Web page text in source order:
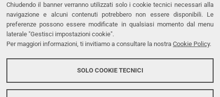
Chiudendo il banner verranno utilizzati solo i cookie tecnici necessari alla
navigazione e alcuni contenuti potrebbero non essere disponibili. Le
preferenze possono essere modificate in qualsiasi momento dal menu
laterale "Gestisci impostazioni cookie".
Per maggiori informazioni, ti invitiamo a consultare la nostra Cookie Policy.
SOLO COOKIE TECNICI
Fax. +39 0532 293031
PEC
LINKS
Accessibilità
Protezione dati personali